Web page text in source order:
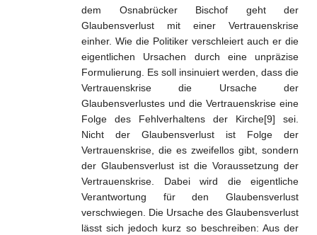
dem Osnabrücker Bischof geht der
Glaubensverlust mit einer Vertrauenskrise
einher. Wie die Politiker verschleiert auch er die
eigentlichen Ursachen durch eine unpräzise
Formulierung. Es soll insinuiert werden, dass die
Vertrauenskrise die Ursache der
Glaubensverlustes und die Vertrauenskrise eine
Folge des Fehlverhaltens der Kirche[9] sei.
Nicht der Glaubensverlust ist Folge der
Vertrauenskrise, die es zweifellos gibt, sondern
der Glaubensverlust ist die Voraussetzung der
Vertrauenskrise. Dabei wird die eigentliche
Verantwortung für den Glaubensverlust
verschwiegen. Die Ursache des Glaubensverlust
lässt sich jedoch kurz so beschreiben: Aus der